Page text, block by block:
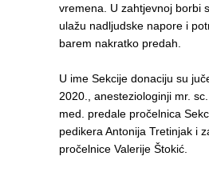
vremena. U zahtjevnoj borbi
ulažu nadljudske napore i
barem nakratko predah.
U ime Sekcije donaciju su
2020., anesteziologinji mr.
med. predale pročelnica
pedikera Antonija Tretinjak i
pročelnice Valerije Štokić.